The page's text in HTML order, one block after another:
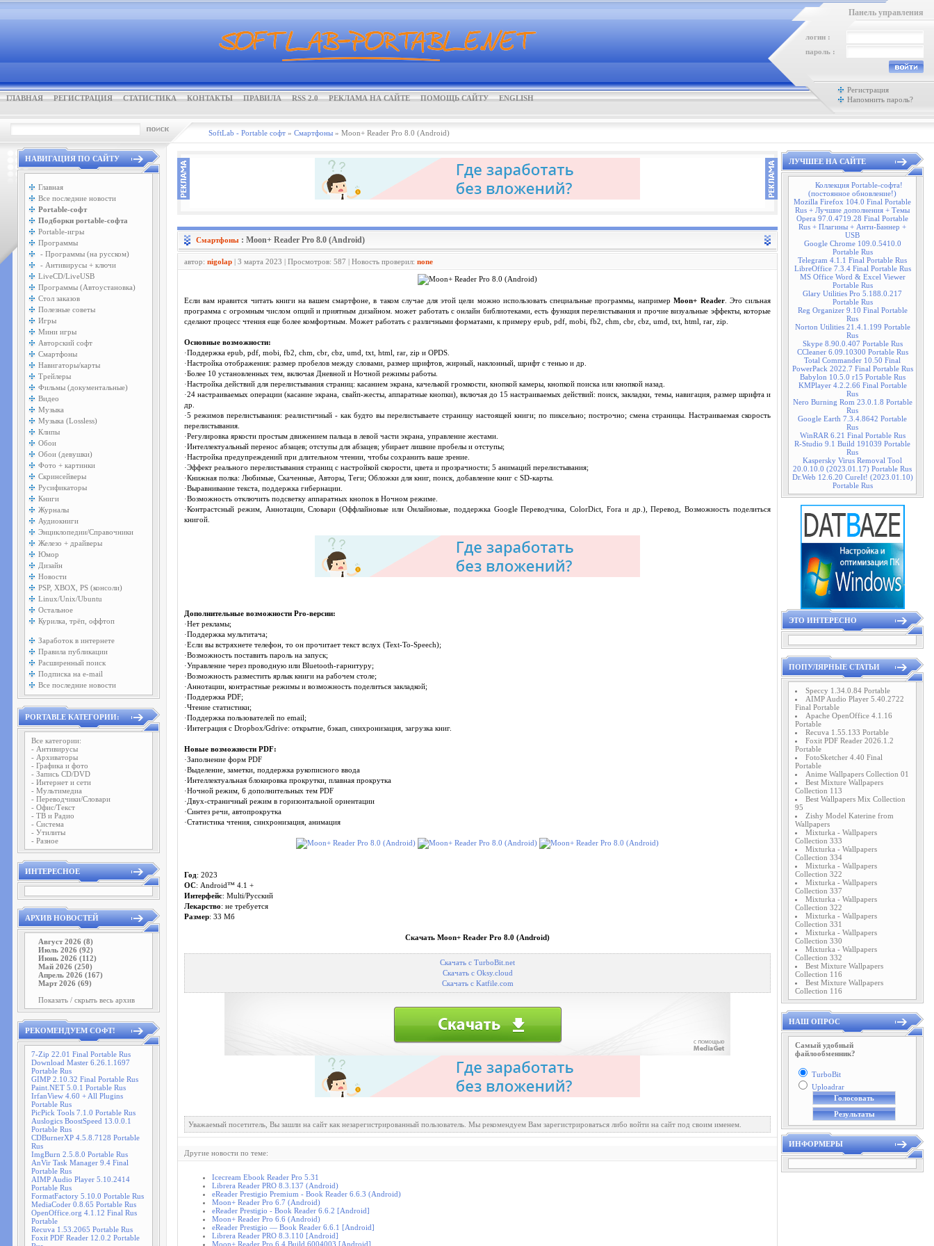
ГЛАВНАЯ РЕГИСТРАЦИЯ СТАТИСТИКА КОНТАКТЫ ПРАВИЛА RSS 2.0 РЕКЛАМА НА САЙТЕ ПОМОЩЬ САЙТУ ENGLISH
Панель управления
логин :
пароль :
Регистрация
Напомнить пароль?
SoftLab - Portable софт » Смартфоны » Moon+ Reader Pro 8.0 (Android)
НАВИГАЦИЯ ПО САЙТУ
Главная
Все последние новости
Portable-софт
Подборки portable-софта
Portable-игры
Программы
- Программы (на русском)
- Антивирусы + ключи
LiveCD/LiveUSB
Программы (Автоустановка)
Стол заказов
Полезные советы
Игры
Мини игры
Авторский софт
Смартфоны
Навигаторы/карты
Трейлеры
Фильмы (документальные)
Видео
Музыка
Музыка (Lossless)
Клипы
Обои
Обои (девушки)
Фото + картинки
Скринсейверы
Русификаторы
Книги
Журналы
Аудиокниги
Энциклопедии/Справочники
Железо + драйверы
Юмор
Дизайн
Новости
PSP, XBOX, PS (консоли)
Linux/Unix/Ubuntu
Остальное
Курилка, трёп, оффтоп
Заработок в интернете
Правила публикации
Расширенный поиск
Подписка на e-mail
Все последние новости
PORTABLE КАТЕГОРИИ:
Все категории:
- Антивирусы
- Архиваторы
- Графика и фото
- Запись CD/DVD
- Интернет и сети
- Мультимедиа
- Переводчики/Словари
- Офис/Текст
- ТВ и Радио
- Система
- Утилиты
- Разное
ИНТЕРЕСНОЕ
АРХИВ НОВОСТЕЙ
Август 2026 (8)
Июль 2026 (92)
Июнь 2026 (112)
Май 2026 (250)
Апрель 2026 (167)
Март 2026 (69)
Показать / скрыть весь архив
РЕКОМЕНДУЕМ СОФТ!
7-Zip 22.01 Final Portable Rus
Download Master 6.26.1.1697
Portable Rus
GIMP 2.10.32 Final Portable Rus
Paint.NET 5.0.1 Portable Rus
IrfanView 4.60 + All Plugins
Portable Rus
PicPick Tools 7.1.0 Portable Rus
Auslogics BoostSpeed 13.0.0.1
Portable Rus
CDBurnerXP 4.5.8.7128 Portable
Rus
ImgBurn 2.5.8.0 Portable Rus
AnVir Task Manager 9.4 Final
Portable Rus
AIMP Audio Player 5.10.2414
Portable Rus
FormatFactory 5.10.0 Portable Rus
MediaCoder 0.8.65 Portable Rus
OpenOffice.org 4.1.12 Final Rus
Portable
Recuva 1.53.2065 Portable Rus
Foxit PDF Reader 12.0.2 Portable
Смартфоны : Moon+ Reader Pro 8.0 (Android)
автор: nigolap | 3 марта 2023 | Просмотров: 587 | Новость проверил: none
Если вам нравится читать книги на вашем смартфоне, в таком случае для этой цели можно использовать специальные программы, напримерMoon+ Reader. Это сильная
программа с огромным числом опций и приятным дизайном. может работать с онлайн библиотеками, есть функция перелистывания и прочие визуальные эффекты, которые
сделают процесс чтения еще более комфортным. Может работать с различными форматами, к примеру epub, pdf, mobi, fb2, chm, cbr, cbz, umd, txt, html, rar, zip.
Основные возможности:
·Поддержка epub, pdf, mobi, fb2, chm, cbr, cbz, umd, txt, html, rar, zip и OPDS.
·Настройка отображения: размер пробелов между словами, размер шрифтов, жирный, наклонный, шрифт с тенью и др.
·Более 10 установленных тем, включая Дневной и Ночной режимы работы.
·Настройка действий для перелистывания страниц: касанием экрана, качелькой громкости, кнопкой камеры, кнопкой поиска или кнопкой назад.
·24 настраиваемых операции (касание экрана, свайп-жесты, аппаратные кнопки), включая до 15 настраиваемых действий: поиск, закладки, темы, навигация, размер шрифта и
др.
·5 режимов перелистывания: реалистичный - как будто вы перелистываете страницу настоящей книги; по пиксельно; построчно; смена страницы. Настраиваемая скорость
перелистывания.
·Регулировка яркости простым движением пальца в левой части экрана, управление жестами.
·Интеллектуальный перенос абзацев; отступы для абзацев; убирает лишние пробелы и отступы;
·Настройка предупреждений при длительном чтении, чтобы сохранить ваше зрение.
·Эффект реального перелистывания страниц с настройкой скорости, цвета и прозрачности; 5 анимаций перелистывания;
·Книжная полка: Любимые, Скаченные, Авторы, Теги; Обложки для книг, поиск, добавление книг с SD-карты.
·Выравнивание текста, поддержка гибернации.
·Возможность отключить подсветку аппаратных кнопок в Ночном режиме.
·Контрастсный режим, Аннотации, Словари (Оффлайновые или Онлайновые, поддержка Google Переводчика, ColorDict, Fora и др.), Перевод, Возможность поделиться
книгой.
Дополнительные возможности Pro-версии:
·Нет рекламы;
·Поддержка мультитача;
·Если вы встряхнете телефон, то он прочитает текст вслух (Text-To-Speech);
·Возможность поставить пароль на запуск;
·Управление через проводную или Bluetooth-гарнитуру;
·Возможность разместить ярлык книги на рабочем столе;
·Аннотации, контрастные режимы и возможность поделиться закладкой;
·Поддержка PDF;
·Чтение статистики;
·Поддержка пользователей по email;
·Интеграция с Dropbox/Gdrive: открытие, бэкап, синхронизация, загрузка книг.
Новые возможности PDF:
·Заполнение форм PDF
·Выделение, заметки, поддержка рукописного ввода
·Интеллектуальная блокировка прокрутки, плавная прокрутка
·Ночной режим, 6 дополнительных тем PDF
·Двух-страничный режим в горизонтальной ориентации
·Синтез речи, автопрокрутка
·Статистика чтения, синхронизация, анимация
Год: 2023
OС: Android™ 4.1 +
Интерфейс: Multi/Русский
Лекарство: не требуется
Размер: 33 Мб
Скачать Moon+ Reader Pro 8.0 (Android)
Скачать с TurboBit.net
Скачать с Oksy.cloud
Скачать с Katfile.com
Уважаемый посетитель, Вы зашли на сайт как незарегистрированный пользователь. Мы рекомендуем Вам зарегистрироваться либо войти на сайт под своим именем.
Другие новости по теме:
Icecream Ebook Reader Pro 5.31
Librera Reader PRO 8.3.137 (Android)
eReader Prestigio Premium - Book Reader 6.6.3 (Android)
Moon+ Reader Pro 6.7 (Android)
eReader Prestigio - Book Reader 6.6.2 [Android]
Moon+ Reader Pro 6.6 (Android)
eReader Prestigio — Book Reader 6.6.1 [Android]
Librera Reader PRO 8.3.110 [Android]
Moon+ Reader Pro 6.4 Build 6004003 [Android]
ЛУЧШЕЕ НА САЙТЕ
Коллекция Portable-софта!
(постоянное обновление!)
Mozilla Firefox 104.0 Final Portable
Rus + Лучшие дополнения + Темы
Opera 97.0.4719.28 Final Portable
Rus + Плагины + Анти-Баннер +
USB
Google Chrome 109.0.5410.0
Portable Rus
Telegram 4.1.1 Final Portable Rus
LibreOffice 7.3.4 Final Portable Rus
MS Office Word & Excel Viewer
Portable Rus
Glary Utilities Pro 5.188.0.217
Portable Rus
Reg Organizer 9.10 Final Portable
Rus
Norton Utilities 21.4.1.199 Portable
Rus
Skype 8.90.0.407 Portable Rus
CCleaner 6.09.10300 Portable Rus
Total Commander 10.50 Final
PowerPack 2022.7 Final Portable Rus
Babylon 10.5.0 r15 Portable Rus
KMPlayer 4.2.2.66 Final Portable
Rus
Nero Burning Rom 23.0.1.8 Portable
Rus
Google Earth 7.3.4.8642 Portable
Rus
WinRAR 6.21 Final Portable Rus
R-Studio 9.1 Build 191039 Portable
Rus
Kaspersky Virus Removal Tool
20.0.10.0 (2023.01.17) Portable Rus
Dr.Web 12.6.20 CureIt! (2023.01.10)
Portable Rus
ЭТО ИНТЕРЕСНО
ПОПУЛЯРНЫЕ СТАТЬИ
Speccy 1.34.0.84 Portable
AIMP Audio Player 5.40.2722
Final Portable
Apache OpenOffice 4.1.16
Portable
Recuva 1.55.133 Portable
Foxit PDF Reader 2026.1.2
Portable
FotoSketcher 4.40 Final
Portable
Anime Wallpapers Collection 01
Best Mixture Wallpapers
Collection 113
Best Wallpapers Mix Collection
95
Zishy Model Katerine from
Wallpapers
Mixturka - Wallpapers
Collection 333
Mixturka - Wallpapers
Collection 334
Mixturka - Wallpapers
Collection 322
Mixturka - Wallpapers
Collection 337
Mixturka - Wallpapers
Collection 322
Mixturka - Wallpapers
Collection 331
Mixturka - Wallpapers
Collection 330
Mixturka - Wallpapers
Collection 332
Best Mixture Wallpapers
Collection 116
Best Mixture Wallpapers
Collection 116
НАШ ОПРОС
Самый удобный
файлообменник?
TurboBit
Uploadrar
ИНФОРМЕРЫ